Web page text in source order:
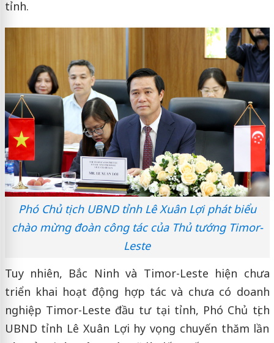
tỉnh.
Phó Chủ tịch UBND tỉnh Lê Xuân Lợi phát biểu
chào mừng đoàn công tác của Thủ tướng Timor-
Leste
Tuy nhiên, Bắc Ninh và Timor-Leste hiện chưa
triển khai hoạt động hợp tác và chưa có doanh
nghiệp Timor-Leste đầu tư tại tỉnh, Phó Chủ tịch
UBND tỉnh Lê Xuân Lợi hy vọng chuyến thăm lần